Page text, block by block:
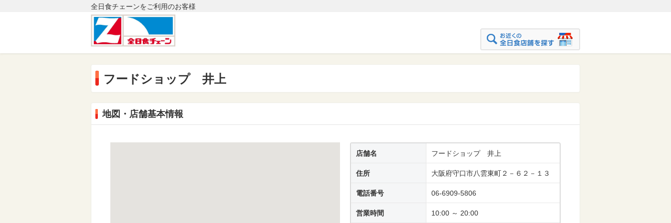
全日食チェーンをご利用のお客様
フードショップ 井上
地図・店舗基本情報
店舗名 フードショップ 井上
住所 大阪府守口市八雲東町２－６２－１３
電話番号 06-6909-5806
営業時間 10:00 ～ 20:00